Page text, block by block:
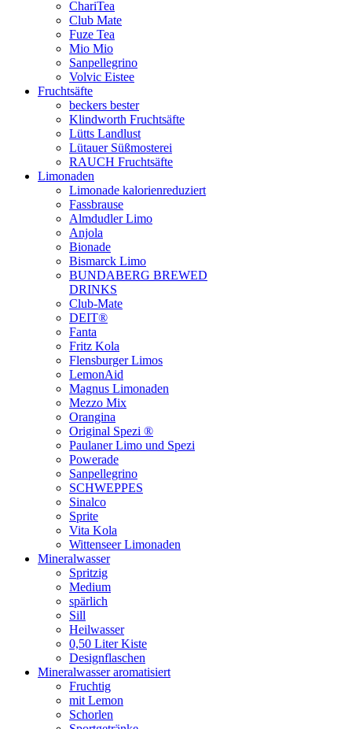
ChariTea
Club Mate
Fuze Tea
Mio Mio
Sanpellegrino
Volvic Eistee
Fruchtsäfte
beckers bester
Klindworth Fruchtsäfte
Lütts Landlust
Lütauer Süßmosterei
RAUCH Fruchtsäfte
Limonaden
Limonade kalorienreduziert
Fassbrause
Almdudler Limo
Anjola
Bionade
Bismarck Limo
BUNDABERG BREWED
DRINKS
Club-Mate
DEIT®
Fanta
Fritz Kola
Flensburger Limos
LemonAid
Magnus Limonaden
Mezzo Mix
Orangina
Original Spezi ®
Paulaner Limo und Spezi
Powerade
Sanpellegrino
SCHWEPPES
Sinalco
Sprite
Vita Kola
Wittenseer Limonaden
Mineralwasser
Spritzig
Medium
spärlich
Sill
Heilwasser
0,50 Liter Kiste
Designflaschen
Mineralwasser aromatisiert
Fruchtig
mit Lemon
Schorlen